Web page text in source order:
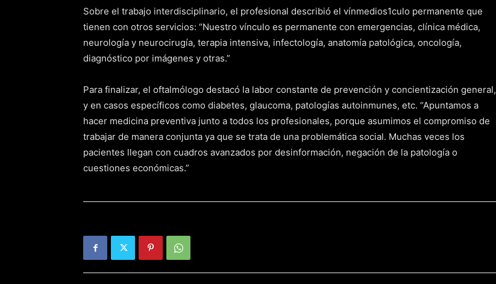
Sobre el trabajo interdisciplinario, el profesional describió el vínmedios1culo permanente que
tienen con otros servicios: “Nuestro vínculo es permanente con emergencias, clínica médica,
neurología y neurocirugía, terapia intensiva, infectología, anatomía patológica, oncología,
diagnóstico por imágenes y otras.”
Para finalizar, el oftalmólogo destacó la labor constante de prevención y concientización general,
y en casos específicos como diabetes, glaucoma, patologías autoinmunes, etc. “Apuntamos a
hacer medicina preventiva junto a todos los profesionales, porque asumimos el compromiso de
trabajar de manera conjunta ya que se trata de una problemática social. Muchas veces los
pacientes llegan con cuadros avanzados por desinformación, negación de la patología o
cuestiones económicas.”